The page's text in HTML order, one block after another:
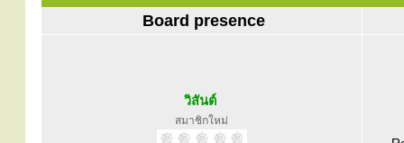
Board presence
วิ​สันต์​ ​
สมาชิกใหม่